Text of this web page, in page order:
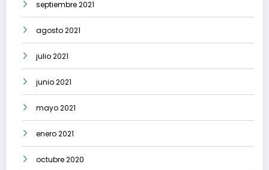
septiembre 2021
agosto 2021
julio 2021
junio 2021
mayo 2021
enero 2021
octubre 2020